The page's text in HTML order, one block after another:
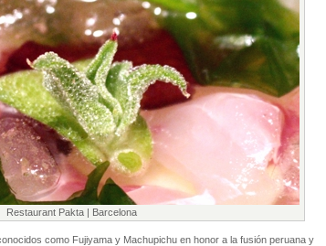
Restaurant Pakta | Barcelona
como Fujiyama y Machupichu en honor a la fusión peruana y